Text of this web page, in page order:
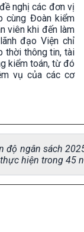
nghị các đơn vị
cùng Đoàn kiểm
viên khi đến làm
đạo Viện chỉ
thời thông tin, tài
kiểm toán, từ đó
vụ của các cơ
độ ngân sách
hiện trong 45